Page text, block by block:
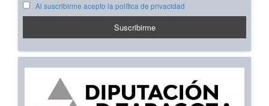
Al suscribirme acepto la política de privacidad